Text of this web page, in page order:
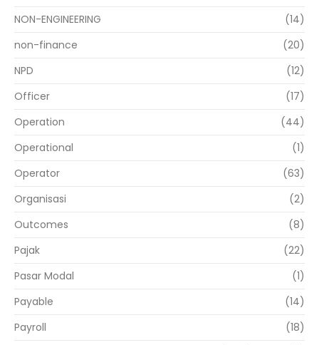
NON-ENGINEERING
(14)
non-finance
(20)
NPD
(12)
Officer
(17)
Operation
(44)
Operational
(1)
Operator
(63)
Organisasi
(2)
Outcomes
(8)
Pajak
(22)
Pasar Modal
(1)
Payable
(14)
Payroll
(18)